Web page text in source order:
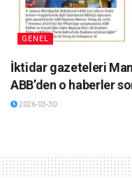
GENEL
İktidar gazeteleri
ABB’den o haberler
2026-03-30